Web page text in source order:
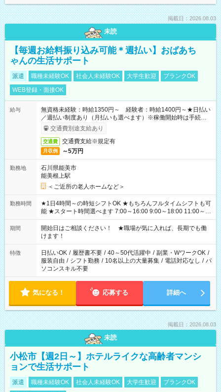
掲載日：2026.08.03
未読
【毎週お給料振り込み可能＊週払い】おばあち
ゃんの生活サポート
派遣 職種未経験OK 社会人未経験OK 大学生歓迎
ブランクOK
WEB登録・面接OK
給与
無資格未経験：時給1350円～ 経験者：時給1400円～★日払い
／週払い制度あり（月払いも選べます）※稼働開始時は手続き完
了次第のお支払いとなります。
交通費別途支給あり
交通費 交通費支給※規定有
月収例 ～5万円
勤務地
石川県能美市
能美根上駅
＜ご近所の老人ホームなど＞
勤務時間
★1日4時間～の時短シフトOK ★もちろんフルタイムシフトも可
能 ★スタート時間選べます 7:00～16:00 9:00～18:00 11:00～
20:00 など 残業なし！ ※Wワークの場合、他のお仕事と合わせ
週40時間超の就業はご案内できません ※法令に基づき、週20時
間以上勤務は社会保険への加入対象となります ※労働者派遣法
（日雇い派遣の原則禁止）により、短時間・短期間の就業はご
案内が難しい場合があります
期間
開始日はご相談ください！ ★職場が気に入れば、長期でも働
けます！
特徴 日払いOK / 履歴書不要 / 40～50代活躍中 / 副業・WワークOK /
服装自由 / シフト勤務 / 10名以上の大量募集 / 電話対応なし / パ
ソコンスキル不要
気になる！ 応募する 詳細へ
掲載日：2026.08.03
未読
小松市【週2日～】ホテルライクな高齢者マンシ
ョンで生活サポート
派遣 職種未経験OK 社会人未経験OK 大学生歓迎
ブランクOK